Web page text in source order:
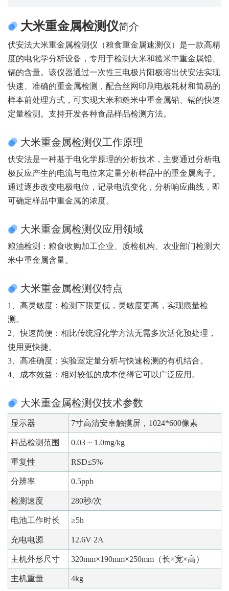
大米重金属检测仪简介
伏安法大米重金属检测仪（粮食重金属速测仪）是一款高精
度的电化学分析设备，专用于检测大米和糙米中重金属铅、
镉的含量。该仪器通过一次性三电极片阳极溶出伏安法实现
快速、准确的重金属检测，配合丝网印刷电极耗材和简易的
样本前处理方式，可实现大米和糙米中重金属铅、镉的快速
定量检测。支持开发各种食品样品检测方法。
大米重金属检测仪工作原理
伏安法是一种基于电化学原理的分析技术，主要通过分析电
极反应产生的电流与电位来定量分析样品中的重金属离子。
通过逐步改变电极电位，记录电流变化，分析响应曲线，即
可确定样品中重金属的浓度。
大米重金属检测仪应用领域
粮油检测：粮食收购加工企业、质检机构、农业部门检测大
米中重金属含量。
大米重金属检测仪特点
1、高灵敏度：检测下限更低，灵敏度更高，实现痕量检
测。
2、快速简便：相比传统湿化学方法无需多次活化预处理，
使用更快捷。
3、高准确度：实验室定量分析与快速检测的有机结合。
4、成本效益：相对较低的成本使得它可以广泛应用。
大米重金属检测仪技术参数
显示器 7寸高清安卓触摸屏，1024*600像素
样品检测范围 0.03 ~ 1.0mg/kg
重复性 RSD≤5%
分辨率 0.5ppb
检测速度 280秒/次
电池工作时长 ≥5h
充电电源 12.6V 2A
主机外形尺寸 320mm×190mm×250mm（长×宽×高）
主机重量 4kg